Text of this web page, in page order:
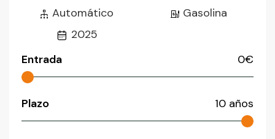
Automático
Gasolina
2025
Entrada
0€
Plazo 10 años